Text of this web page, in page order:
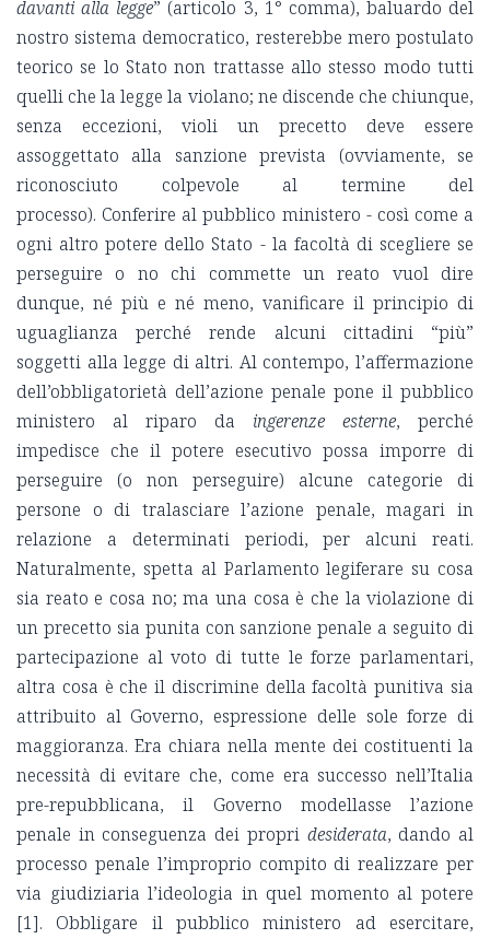
davanti alla legge” (articolo 3, 1° comma), baluardo del
nostro sistema democratico, resterebbe mero postulato
teorico se lo Stato non trattasse allo stesso modo tutti
quelli che la legge la violano; ne discende che chiunque,
senza eccezioni, violi un precetto deve essere
assoggettato alla sanzione prevista (ovviamente, se
riconosciuto colpevole al termine del
processo). Conferire al pubblico ministero - così come a
ogni altro potere dello Stato - la facoltà di scegliere se
perseguire o no chi commette un reato vuol dire
dunque, né più e né meno, vanificare il principio di
uguaglianza perché rende alcuni cittadini “più”
soggetti alla legge di altri. Al contempo, l’affermazione
dell’obbligatorietà dell’azione penale pone il pubblico
ministero al riparo da ingerenze esterne, perché
impedisce che il potere esecutivo possa imporre di
perseguire (o non perseguire) alcune categorie di
persone o di tralasciare l’azione penale, magari in
relazione a determinati periodi, per alcuni reati.
Naturalmente, spetta al Parlamento legiferare su cosa
sia reato e cosa no; ma una cosa è che la violazione di
un precetto sia punita con sanzione penale a seguito di
partecipazione al voto di tutte le forze parlamentari,
altra cosa è che il discrimine della facoltà punitiva sia
attribuito al Governo, espressione delle sole forze di
maggioranza. Era chiara nella mente dei costituenti la
necessità di evitare che, come era successo nell’Italia
pre-repubblicana, il Governo modellasse l’azione
penale in conseguenza dei propri desiderata, dando al
processo penale l’improprio compito di realizzare per
via giudiziaria l’ideologia in quel momento al potere
[1]. Obbligare il pubblico ministero ad esercitare,